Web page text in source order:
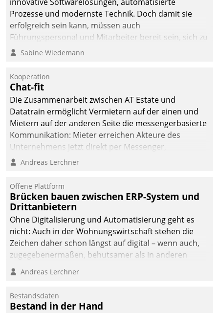
man auf
Cloudtechnologie,
bewährte und Startup-
agile Projektmethoden.
Prozesse und modernste Technik. Doch damit sie
erfolgreich sein kann, müssen auch
Führungspersonal und Mitarbeiter bereit sein, sich zu
verändern und anzupassen, sonst werden sie an ihr
Sabine Wiedemann
Kooperation
Chat-fit
Die Zusammenarbeit zwischen AT Estate und
Datatrain ermöglicht Vermietern auf der einen und
Mietern auf der anderen Seite die messengerbasierte
Kommunikation: Mieter erreichen Akteure des
Unternehmens jetzt direkt per Messenger,
Mitarbeiter oder Dienstleister empfangen oder
Andreas Lerchner
Offene Plattform
Brücken bauen zwischen ERP-System und
Drittanbietern
Ohne Digitalisierung und Automatisierung geht es
nicht: Auch in der Wohnungswirtschaft stehen die
Zeichen daher schon längst auf digital – wenn auch,
zugegebenermaßen, behutsamer als in anderen
Branchen.
Andreas Lerchner
Bestandsdaten
Bestand in der Hand